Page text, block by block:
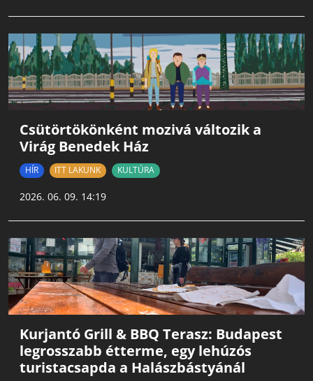
Csütörtökönként mozivá változik a
Virág Benedek Ház
HÍR ITT LAKUNK KULTÚRA
2026. 06. 09. 14:19
Kurjantó Grill & BBQ Terasz: Budapest
legrosszabb étterme, egy lehúzós
turistacsapda a Halászbástyánál